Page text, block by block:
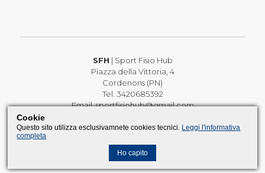
SFH | Sport Fisio Hub
Piazza della Vittoria, 4
Cordenons (PN)
Tel. 3420685392
Email.sportfisiohub@gmail.com
PI 01826650937
By Explico.biz
Cookie
Questo sito utilizza esclusivamnete cookies tecnici. Leggi l'informativa
completa
Ho capito